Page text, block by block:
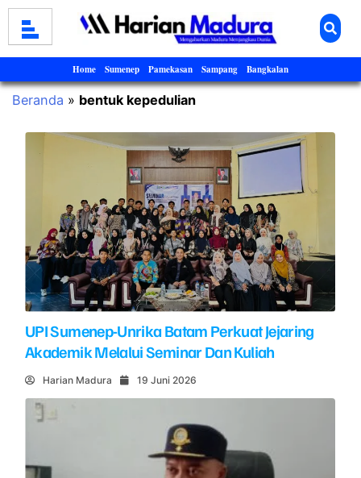
Home Sumenep Pamekasan Sampang Bangkalan
Beranda » bentuk kepedulian
UPI Sumenep-Unrika Batam Perkuat Jejaring
Akademik Melalui Seminar Dan Kuliah
Harian Madura 19 Juni 2026